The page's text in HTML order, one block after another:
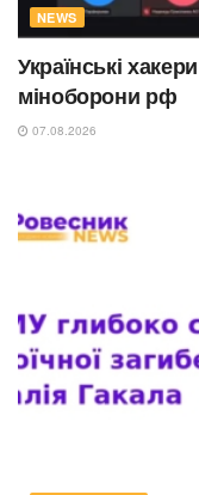
NEWS
Українські
міноборони рф
07.08.2026